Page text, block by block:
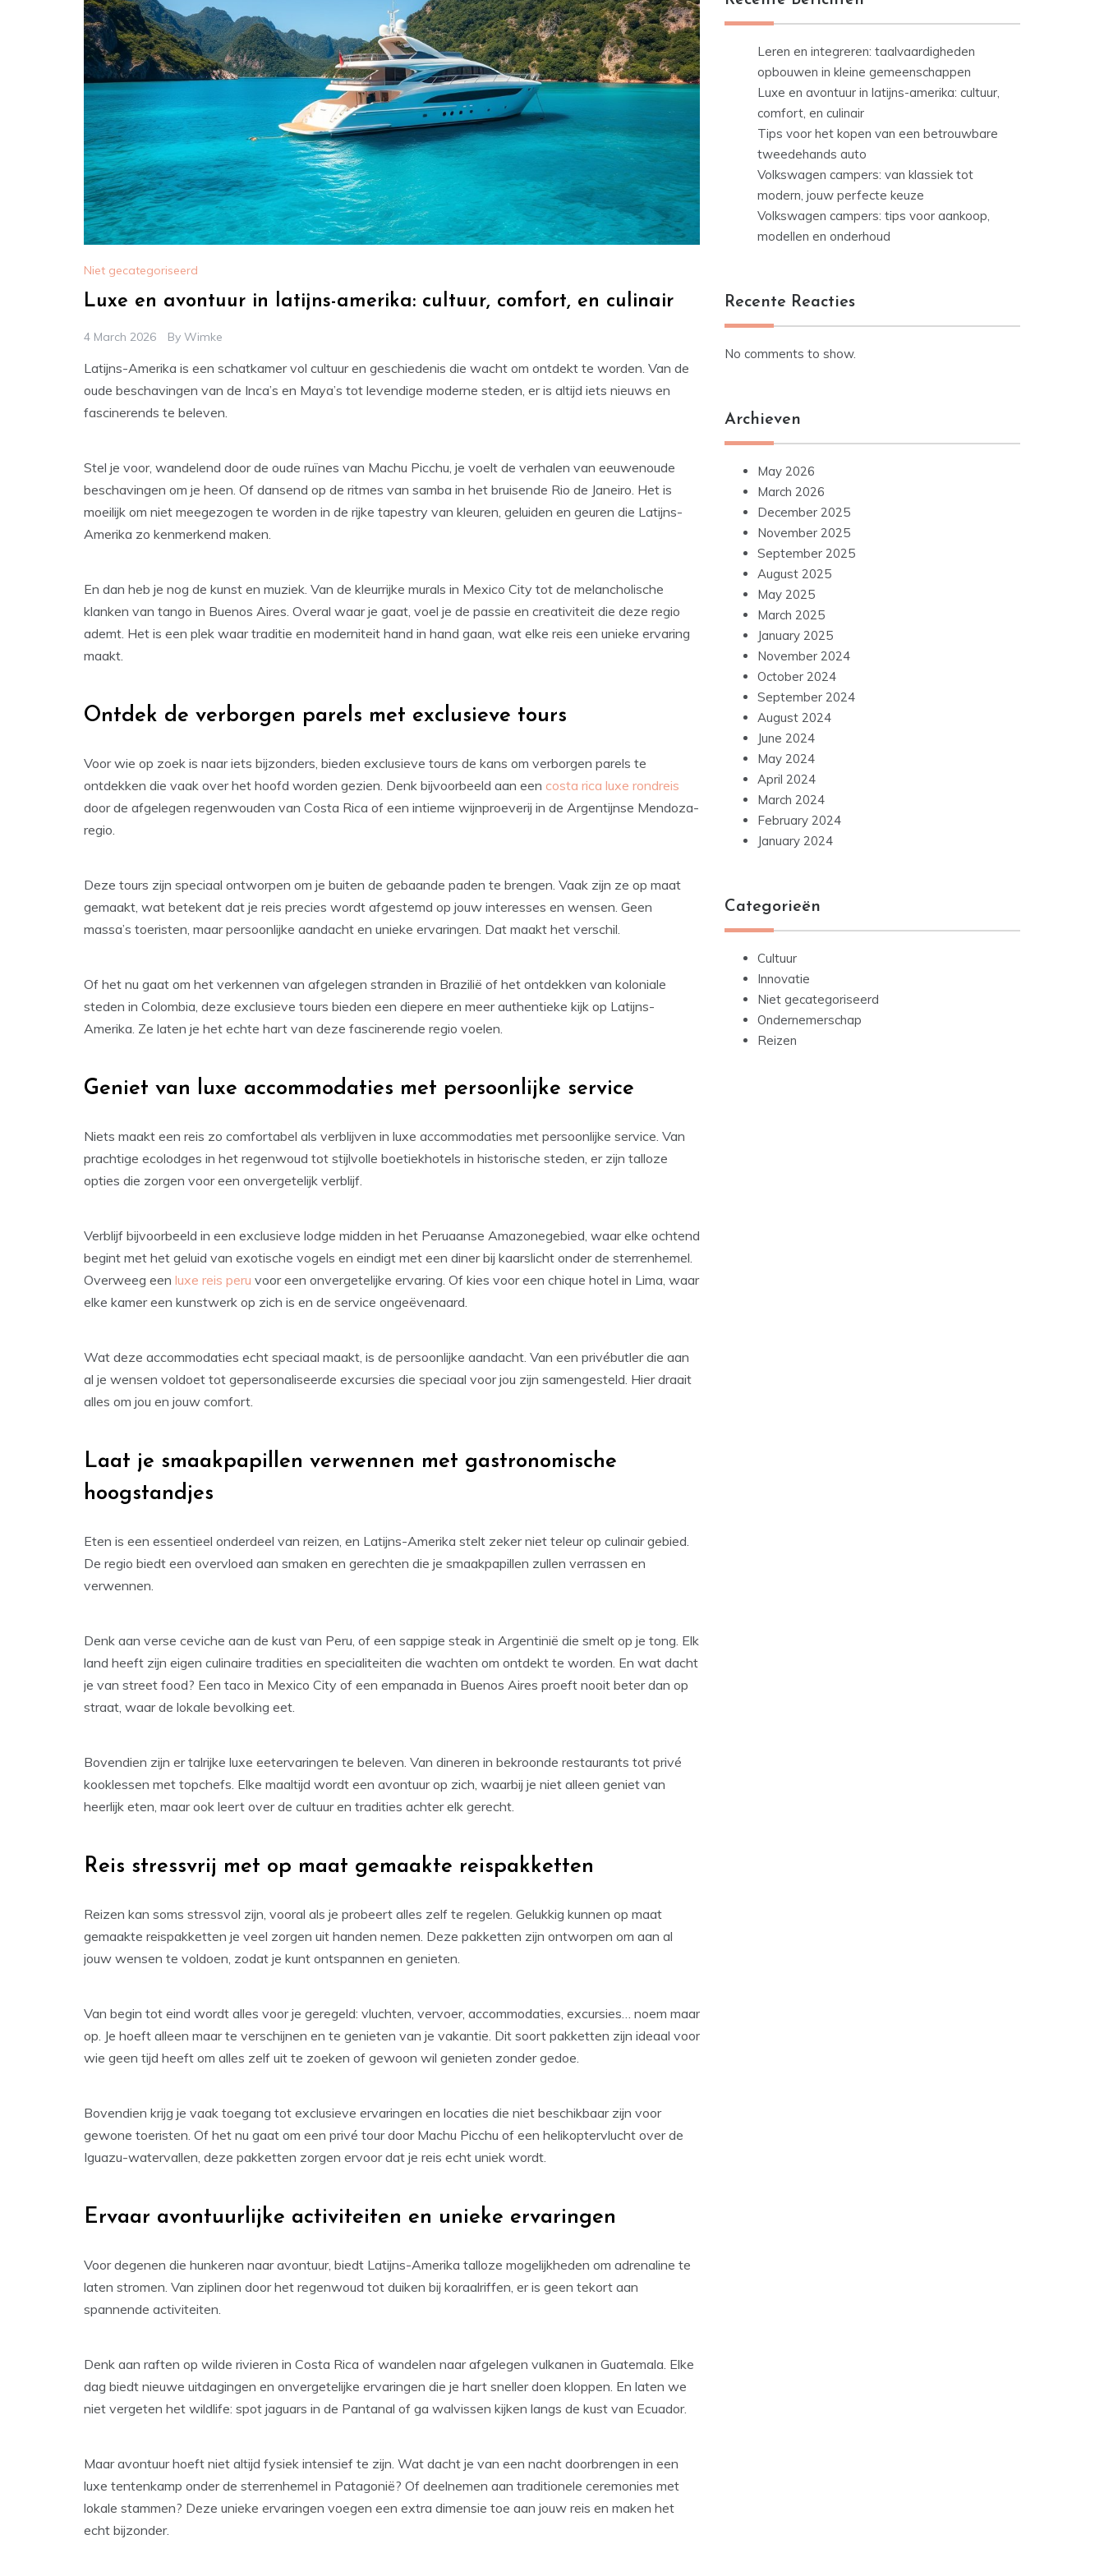
Niet gecategoriseerd
Luxe en avontuur in latijns-amerika: cultuur, comfort, en culinair
4 March 2026 By Wimke
Latijns-Amerika is een schatkamer vol cultuur en geschiedenis die wacht om ontdekt te worden. Van de
oude beschavingen van de Inca’s en Maya’s tot levendige moderne steden, er is altijd iets nieuws en
fascinerends te beleven.
Stel je voor, wandelend door de oude ruïnes van Machu Picchu, je voelt de verhalen van eeuwenoude
beschavingen om je heen. Of dansend op de ritmes van samba in het bruisende Rio de Janeiro. Het is
moeilijk om niet meegezogen te worden in de rijke tapestry van kleuren, geluiden en geuren die Latijns-
Amerika zo kenmerkend maken.
En dan heb je nog de kunst en muziek. Van de kleurrijke murals in Mexico City tot de melancholische
klanken van tango in Buenos Aires. Overal waar je gaat, voel je de passie en creativiteit die deze regio
ademt. Het is een plek waar traditie en moderniteit hand in hand gaan, wat elke reis een unieke ervaring
maakt.
Ontdek de verborgen parels met exclusieve tours
Voor wie op zoek is naar iets bijzonders, bieden exclusieve tours de kans om verborgen parels te
ontdekken die vaak over het hoofd worden gezien. Denk bijvoorbeeld aan een costa rica luxe rondreis
door de afgelegen regenwouden van Costa Rica of een intieme wijnproeverij in de Argentijnse Mendoza-
regio.
Deze tours zijn speciaal ontworpen om je buiten de gebaande paden te brengen. Vaak zijn ze op maat
gemaakt, wat betekent dat je reis precies wordt afgestemd op jouw interesses en wensen. Geen
massa’s toeristen, maar persoonlijke aandacht en unieke ervaringen. Dat maakt het verschil.
Of het nu gaat om het verkennen van afgelegen stranden in Brazilië of het ontdekken van koloniale
steden in Colombia, deze exclusieve tours bieden een diepere en meer authentieke kijk op Latijns-
Amerika. Ze laten je het echte hart van deze fascinerende regio voelen.
Geniet van luxe accommodaties met persoonlijke service
Niets maakt een reis zo comfortabel als verblijven in luxe accommodaties met persoonlijke service. Van
prachtige ecolodges in het regenwoud tot stijlvolle boetiekhotels in historische steden, er zijn talloze
opties die zorgen voor een onvergetelijk verblijf.
Verblijf bijvoorbeeld in een exclusieve lodge midden in het Peruaanse Amazonegebied, waar elke ochtend
begint met het geluid van exotische vogels en eindigt met een diner bij kaarslicht onder de sterrenhemel.
Overweeg een luxe reis peru voor een onvergetelijke ervaring. Of kies voor een chique hotel in Lima, waar
elke kamer een kunstwerk op zich is en de service ongeëvenaard.
Wat deze accommodaties echt speciaal maakt, is de persoonlijke aandacht. Van een privébutler die aan
al je wensen voldoet tot gepersonaliseerde excursies die speciaal voor jou zijn samengesteld. Hier draait
alles om jou en jouw comfort.
Laat je smaakpapillen verwennen met gastronomische
hoogstandjes
Eten is een essentieel onderdeel van reizen, en Latijns-Amerika stelt zeker niet teleur op culinair gebied.
De regio biedt een overvloed aan smaken en gerechten die je smaakpapillen zullen verrassen en
verwennen.
Denk aan verse ceviche aan de kust van Peru, of een sappige steak in Argentinië die smelt op je tong. Elk
land heeft zijn eigen culinaire tradities en specialiteiten die wachten om ontdekt te worden. En wat dacht
je van street food? Een taco in Mexico City of een empanada in Buenos Aires proeft nooit beter dan op
straat, waar de lokale bevolking eet.
Bovendien zijn er talrijke luxe eetervaringen te beleven. Van dineren in bekroonde restaurants tot privé
kooklessen met topchefs. Elke maaltijd wordt een avontuur op zich, waarbij je niet alleen geniet van
heerlijk eten, maar ook leert over de cultuur en tradities achter elk gerecht.
Reis stressvrij met op maat gemaakte reispakketten
Reizen kan soms stressvol zijn, vooral als je probeert alles zelf te regelen. Gelukkig kunnen op maat
gemaakte reispakketten je veel zorgen uit handen nemen. Deze pakketten zijn ontworpen om aan al
jouw wensen te voldoen, zodat je kunt ontspannen en genieten.
Van begin tot eind wordt alles voor je geregeld: vluchten, vervoer, accommodaties, excursies… noem maar
op. Je hoeft alleen maar te verschijnen en te genieten van je vakantie. Dit soort pakketten zijn ideaal voor
wie geen tijd heeft om alles zelf uit te zoeken of gewoon wil genieten zonder gedoe.
Bovendien krijg je vaak toegang tot exclusieve ervaringen en locaties die niet beschikbaar zijn voor
gewone toeristen. Of het nu gaat om een privé tour door Machu Picchu of een helikoptervlucht over de
Iguazu-watervallen, deze pakketten zorgen ervoor dat je reis echt uniek wordt.
Ervaar avontuurlijke activiteiten en unieke ervaringen
Voor degenen die hunkeren naar avontuur, biedt Latijns-Amerika talloze mogelijkheden om adrenaline te
laten stromen. Van ziplinen door het regenwoud tot duiken bij koraalriffen, er is geen tekort aan
spannende activiteiten.
Denk aan raften op wilde rivieren in Costa Rica of wandelen naar afgelegen vulkanen in Guatemala. Elke
dag biedt nieuwe uitdagingen en onvergetelijke ervaringen die je hart sneller doen kloppen. En laten we
niet vergeten het wildlife: spot jaguars in de Pantanal of ga walvissen kijken langs de kust van Ecuador.
Maar avontuur hoeft niet altijd fysiek intensief te zijn. Wat dacht je van een nacht doorbrengen in een
luxe tentenkamp onder de sterrenhemel in Patagonië? Of deelnemen aan traditionele ceremonies met
lokale stammen? Deze unieke ervaringen voegen een extra dimensie toe aan jouw reis en maken het
echt bijzonder.
Leren en integreren: taalvaardigheden
opbouwen in kleine gemeenschappen
Luxe en avontuur in latijns-amerika: cultuur,
comfort, en culinair
Tips voor het kopen van een betrouwbare
tweedehands auto
Volkswagen campers: van klassiek tot
modern, jouw perfecte keuze
Volkswagen campers: tips voor aankoop,
modellen en onderhoud
Recente Reacties
No comments to show.
Archieven
May 2026
March 2026
December 2025
November 2025
September 2025
August 2025
May 2025
March 2025
January 2025
November 2024
October 2024
September 2024
August 2024
June 2024
May 2024
April 2024
March 2024
February 2024
January 2024
Categorieën
Cultuur
Innovatie
Niet gecategoriseerd
Ondernemerschap
Reizen